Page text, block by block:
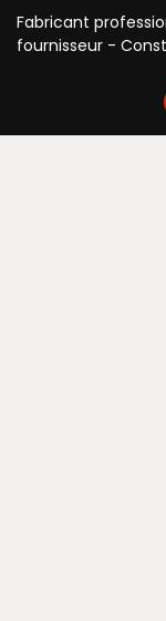
Fabricant
fournisseur -